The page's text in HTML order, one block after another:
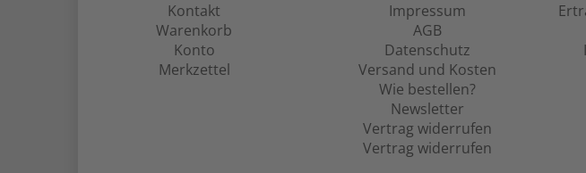
Kontakt
Warenkorb
Konto
Merkzettel
Impressum
AGB
Datenschutz
Versand und Kosten
Wie bestellen?
Newsletter
Vertrag widerrufen
Vertrag widerrufen